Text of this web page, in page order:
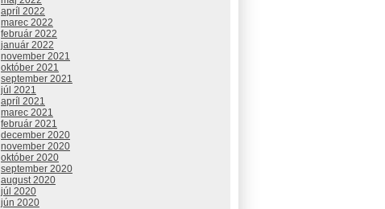
apríl 2022
marec 2022
február 2022
január 2022
november 2021
október 2021
september 2021
júl 2021
apríl 2021
marec 2021
február 2021
december 2020
november 2020
október 2020
september 2020
august 2020
júl 2020
jún 2020